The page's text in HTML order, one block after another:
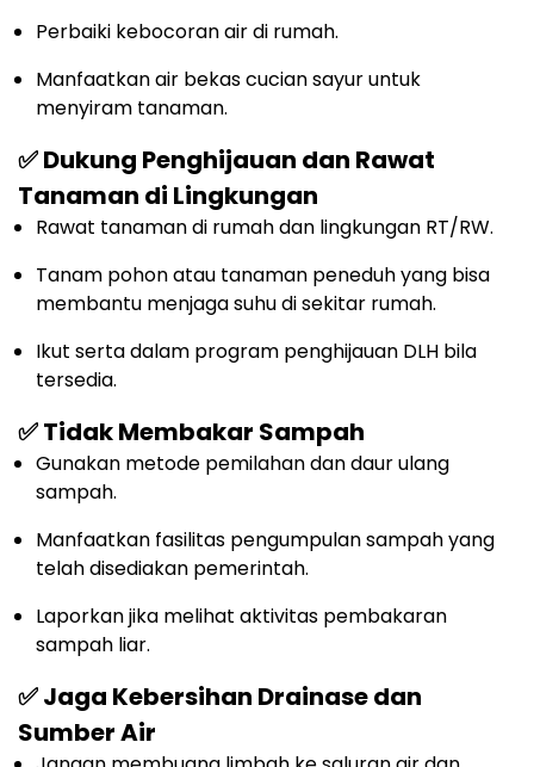
Perbaiki kebocoran air di rumah.
Manfaatkan air bekas cucian sayur untuk
menyiram tanaman.
✅ Dukung Penghijauan dan Rawat
Tanaman di Lingkungan
Rawat tanaman di rumah dan lingkungan RT/RW.
Tanam pohon atau tanaman peneduh yang bisa
membantu menjaga suhu di sekitar rumah.
Ikut serta dalam program penghijauan DLH bila
tersedia.
✅ Tidak Membakar Sampah
Gunakan metode pemilahan dan daur ulang
sampah.
Manfaatkan fasilitas pengumpulan sampah yang
telah disediakan pemerintah.
Laporkan jika melihat aktivitas pembakaran
sampah liar.
✅ Jaga Kebersihan Drainase dan
Sumber Air